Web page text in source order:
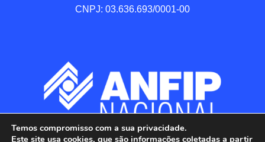
CNPJ: 03.636.693/0001-00
Temos compromisso com a sua privacidade.
Este site usa cookies, que são informações coletadas a partir